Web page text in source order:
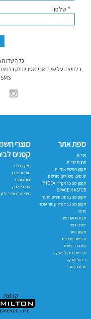
* טלפון
כל השדות
בלחיצה על שלח אני מסכים לקבל
SMS ומסכים לתנאי השימוש
מפת אתר
אודות
תחנות שירות
תקנון רכישת אחריות
סניפים ומשווקים מורשים
תקנון מבצע מקררי MIDEA
SPACE MASTER
תקנון מבצע סט סירים מתנה
תקנון מבצע מגהץ קיטור עומד
מתנה
תצוגות ועודפים
יצירת קשר
תקנון אתר
מדיניות פרטיות
הצהרת נגישות
מדיניות ביטול עסקה
ביטול עסקה
מפת האתר
מוצרי
קטנים
מיקרוגלים
טוסטר אובן
קומקומים
שואבי אבק
סירי אורז וסירי לחץ